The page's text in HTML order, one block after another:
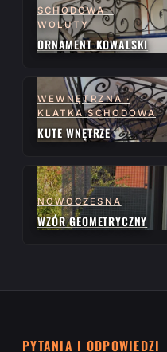
SCHODOWA ·
WOLUTY
ORNAMENT KOWALSKI
WEWNĘTRZNA ·
KLATKA SCHODOWA
KUTE WNĘTRZE
NOWOCZESNA
WZÓR GEOMETRYCZNY
PYTANIA I ODPOWIEDZI